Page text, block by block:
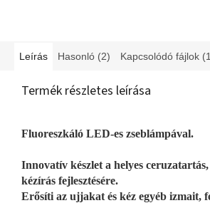
Leírás Hasonló (2) Kapcsolódó fájlok
Termék részletes leírása
Fluoreszkáló LED-es zseblámpával.
Innovatív készlet a helyes
kézírás fejlesztésére.
Erősíti az ujjakat és kéz egyéb izmait,